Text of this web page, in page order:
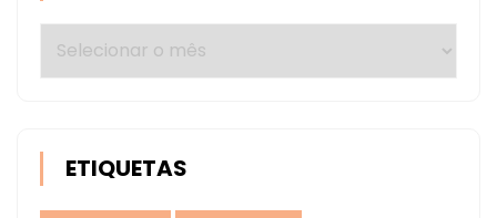
Arquivos
ETIQUETAS